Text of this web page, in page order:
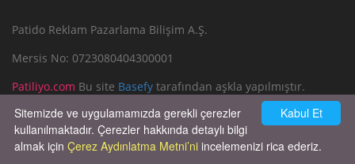
Patido Reklam Pazarlama Bilişim A.Ş.
Mersis No: 0723080404300001
Patiliyo.com Bu site Basefy tarafından aşkla yapılmıştır.
Reklam Verin
Bize Yazın
Kabul Et
Sitemizde ve uygulamamızda gerekli çerezler
kullanılmaktadır. Çerezler hakkında detaylı bilgi
almak için Çerez Aydınlatma Metni’ni incelemenizi rica ederiz.